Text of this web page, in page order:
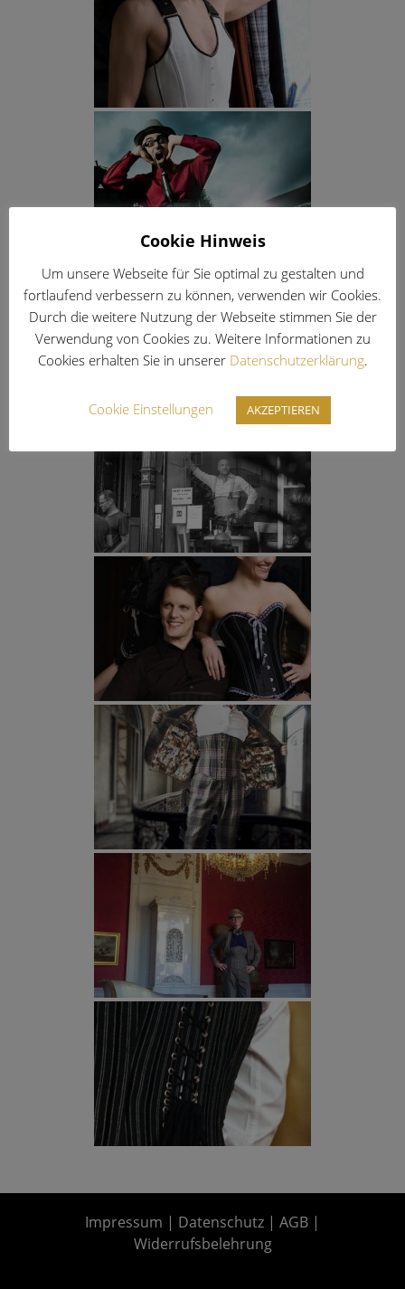
Impressum | Datenschutz | AGB |
Widerrufsbelehrung
Cookie Hinweis
Um unsere Webseite für Sie optimal zu gestalten und
fortlaufend verbessern zu können, verwenden wir Cookies.
Durch die weitere Nutzung der Webseite stimmen Sie der
Verwendung von Cookies zu. Weitere Informationen zu
Cookies erhalten Sie in unserer Datenschutzerklärung.
Cookie Einstellungen AKZEPTIEREN